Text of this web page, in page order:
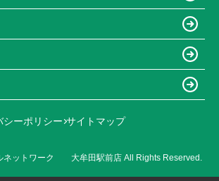
シーポリシー サイトマップ
ネットワーク 大牟田駅前店 All Rights Reserved.